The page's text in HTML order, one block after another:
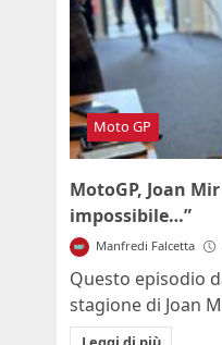
Moto GP
MotoGP, Joan
impossibile…”
Manfredi Falcetta
Questo episodio
stagione di Joan